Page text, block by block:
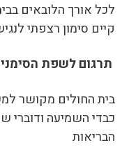
לכל אורך הלובאים
קיים סימון רצפתי
תרגום לשפת
בית החולים מקושר
כבדי השמיעה ודוברי
הבריאות